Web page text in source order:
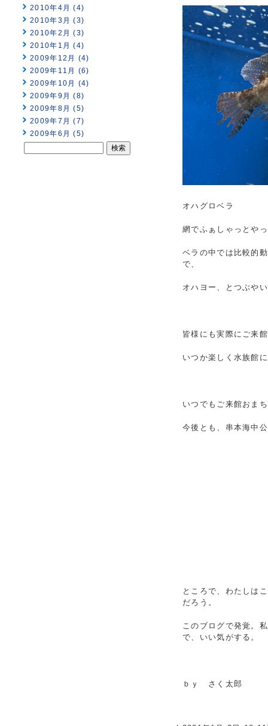
2010年4月 (4)
2010年3月 (3)
2010年2月 (3)
2010年1月 (4)
2009年12月 (4)
2009年11月 (6)
2009年10月 (4)
2009年9月 (8)
2009年8月 (5)
2009年7月 (7)
2009年6月 (5)
オハグロベラ
網でふぁしゃっとや
ベラの中では比較的
で、
オハヨー、とつぶや
皆様にも実際にご来
いつか楽しく水族館
いつでもご来館おま
今後とも、串本海中
ところで、わたしは
だろう。
このブログで発覚。
で、いい気がする。
ｂｙ さく太郎